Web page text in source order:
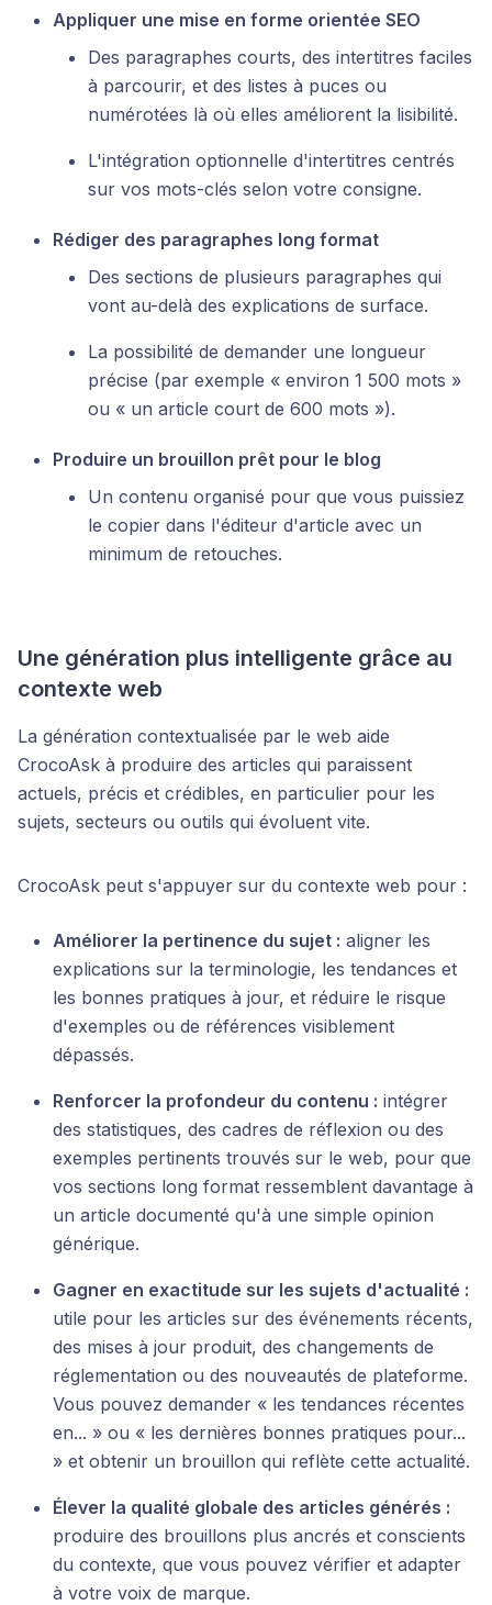
Appliquer une mise en forme orientée SEO
Des paragraphes courts, des intertitres faciles
à parcourir, et des listes à puces ou
numérotées là où elles améliorent la lisibilité.
L'intégration optionnelle d'intertitres centrés
sur vos mots-clés selon votre consigne.
Rédiger des paragraphes long format
Des sections de plusieurs paragraphes qui
vont au-delà des explications de surface.
La possibilité de demander une longueur
précise (par exemple « environ 1 500 mots »
ou « un article court de 600 mots »).
Produire un brouillon prêt pour le blog
Un contenu organisé pour que vous puissiez
le copier dans l'éditeur d'article avec un
minimum de retouches.
Une génération plus intelligente grâce au
contexte web
La génération contextualisée par le web aide
CrocoAsk à produire des articles qui paraissent
actuels, précis et crédibles, en particulier pour les
sujets, secteurs ou outils qui évoluent vite.
CrocoAsk peut s'appuyer sur du contexte web pour :
Améliorer la pertinence du sujet : aligner les
explications sur la terminologie, les tendances et
les bonnes pratiques à jour, et réduire le risque
d'exemples ou de références visiblement
dépassés.
Renforcer la profondeur du contenu : intégrer
des statistiques, des cadres de réflexion ou des
exemples pertinents trouvés sur le web, pour que
vos sections long format ressemblent davantage à
un article documenté qu'à une simple opinion
générique.
Gagner en exactitude sur les sujets d'actualité :
utile pour les articles sur des événements récents,
des mises à jour produit, des changements de
réglementation ou des nouveautés de plateforme.
Vous pouvez demander « les tendances récentes
en... » ou « les dernières bonnes pratiques pour...
» et obtenir un brouillon qui reflète cette actualité.
Élever la qualité globale des articles générés :
produire des brouillons plus ancrés et conscients
du contexte, que vous pouvez vérifier et adapter
à votre voix de marque.